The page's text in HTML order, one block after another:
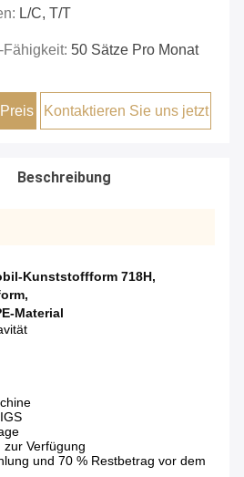
L/C, T/T
50 Sätze Pro Monat
Kontaktieren Sie uns jetzt
Beschreibung
Kunststoffform 718H,
,
Material
zur Verfügung
und 70 % Restbetrag vor dem